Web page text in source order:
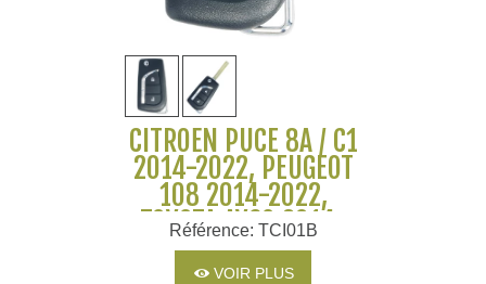
CITROËN PUCE 8A / C1
2014-2022, PEUGEOT
108 2014-2022,
TOYOTA AYGO 2014-
2022
Référence: TCI01B
VOIR PLUS